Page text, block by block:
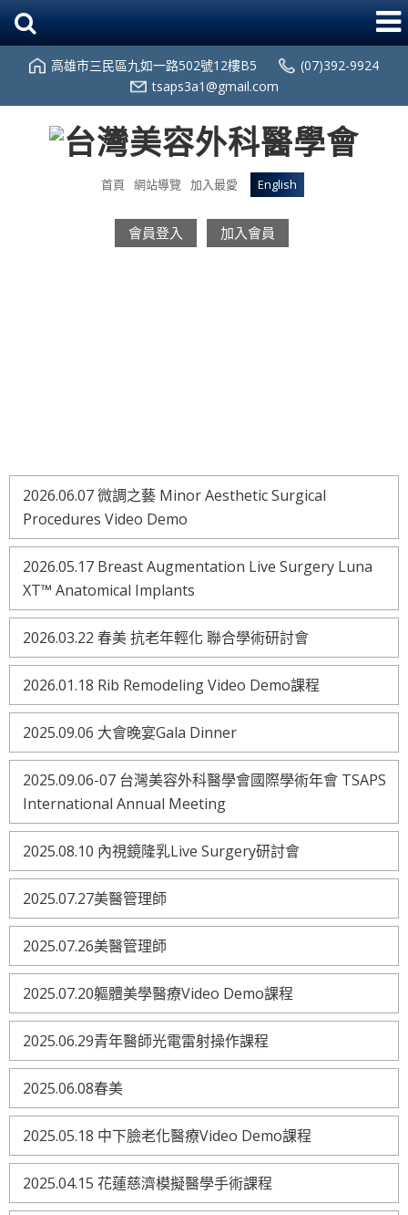
高雄市三民區九如一路502號12樓B5
(07)392-9924
tsaps3a1@gmail.com
首頁 網站導覽 加入最愛 English
會員登入 加入會員
2026.06.07 微調之藝 Minor Aesthetic Surgical
Procedures Video Demo
2026.05.17 Breast Augmentation Live Surgery Luna
XT™ Anatomical Implants
2026.03.22 春美 抗老年輕化 聯合學術研討會
2026.01.18 Rib Remodeling Video Demo課程
2025.09.06 大會晚宴Gala Dinner
2025.09.06-07 台灣美容外科醫學會國際學術年會 TSAPS
International Annual Meeting
2025.08.10 內視鏡隆乳Live Surgery研討會
2025.07.27美醫管理師
2025.07.26美醫管理師
2025.07.20軀體美學醫療Video Demo課程
2025.06.29青年醫師光電雷射操作課程
2025.06.08春美
2025.05.18 中下臉老化醫療Video Demo課程
2025.04.15 花蓮慈濟模擬醫學手術課程